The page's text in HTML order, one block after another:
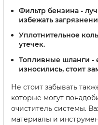
Фильтр бензина -
избежать
Уплотнительное
утечек.
Топливные шланги -
износились, стоит
Не стоит забывать
которые могут
очиститель системы.
материалы и